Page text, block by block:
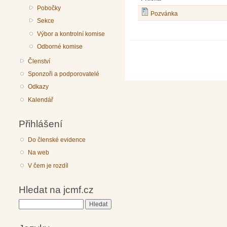
Pobočky
Sekce
Výbor a kontrolní komise
Odborné komise
Členství
Sponzoři a podporovatelé
Odkazy
Kalendář
Přihlášení
Do členské evidence
Na web
V čem je rozdíl
Hledat na jcmf.cz
Pozvánka